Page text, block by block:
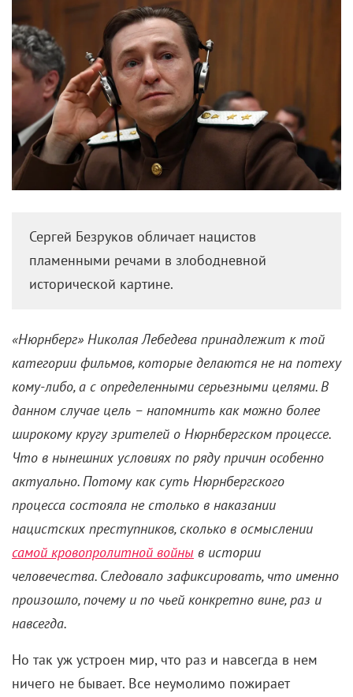
Сергей Безруков обличает нацистов
пламенными речами в злободневной
исторической картине.
«Нюрнберг» Николая Лебедева принадлежит к той
категории фильмов, которые делаются не на потеху
кому-либо, а с определенными серьезными целями. В
данном случае цель – напомнить как можно более
широкому кругу зрителей о Нюрнбергском процессе.
Что в нынешних условиях по ряду причин особенно
актуально. Потому как суть Нюрнбергского
процесса состояла не столько в наказании
нацистских преступников, сколько в осмыслении
самой кровопролитной войны в истории
человечества. Следовало зафиксировать, что именно
произошло, почему и по чьей конкретно вине, раз и
навсегда.
Но так уж устроен мир, что раз и навсегда в нем
ничего не бывает. Все неумолимо пожирает